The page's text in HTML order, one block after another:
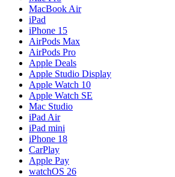
MacBook Air
iPad
iPhone 15
AirPods Max
AirPods Pro
Apple Deals
Apple Studio Display
Apple Watch 10
Apple Watch SE
Mac Studio
iPad Air
iPad mini
iPhone 18
CarPlay
Apple Pay
watchOS 26